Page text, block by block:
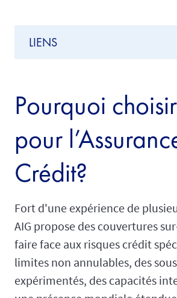
Pourquoi
pour
Crédit?
Fort d'une expérience de
AIG propose des couvertures
faire face aux risques crédit
limites non annulables, des
expérimentés, des capacités
LIENS